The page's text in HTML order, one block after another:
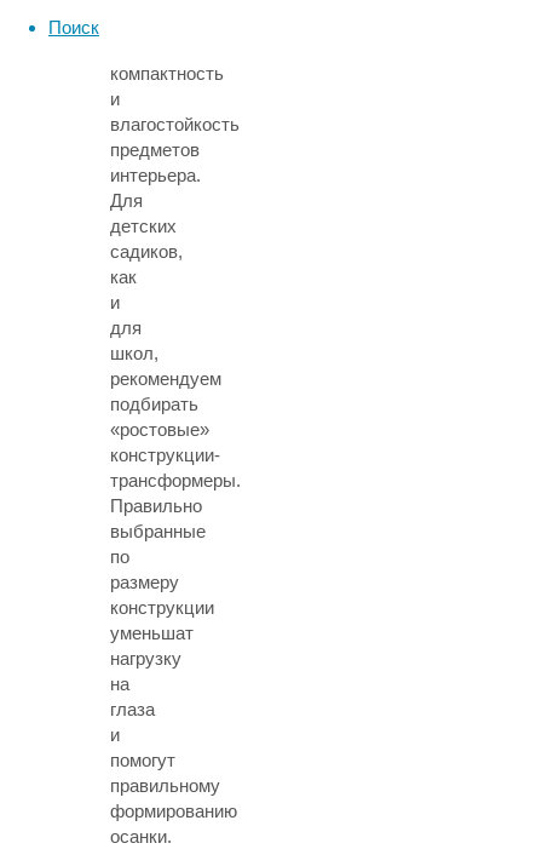
Поиск
компактность
и
влагостойкость
предметов
интерьера.
Для
детских
садиков,
как
и
для
школ,
рекомендуем
подбирать
«ростовые»
конструкции-
трансформеры.
Правильно
выбранные
по
размеру
конструкции
уменьшат
нагрузку
на
глаза
и
помогут
правильному
формированию
осанки.